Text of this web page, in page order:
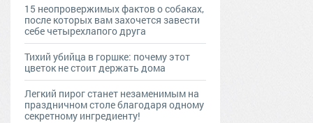
15 неопровержимых фактов о собаках,
после которых вам захочется завести
себе четырехлапого друга
Тихий убийца в горшке: почему этот
цветок не стоит держать дома
Легкий пирог станет незаменимым на
праздничном столе благодаря одному
секретному ингредиенту!